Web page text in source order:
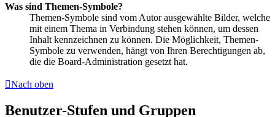
Was sind Themen-Symbole?
Themen-Symbole sind vom Autor ausgewählte Bilder, welche
mit einem Thema in Verbindung stehen können, um dessen
Inhalt kennzeichnen zu können. Die Möglichkeit, Themen-
Symbole zu verwenden, hängt von Ihren Berechtigungen ab,
die die Board-Administration gesetzt hat.
Nach oben
Benutzer-Stufen und Gruppen